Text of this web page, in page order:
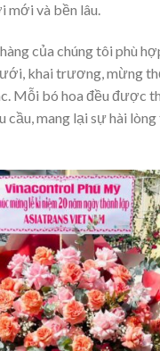
mới và bền lâu.
của chúng tôi phù
khai trương, mừng
Mỗi bó hoa đều được
cầu, mang lại sự hài lòng